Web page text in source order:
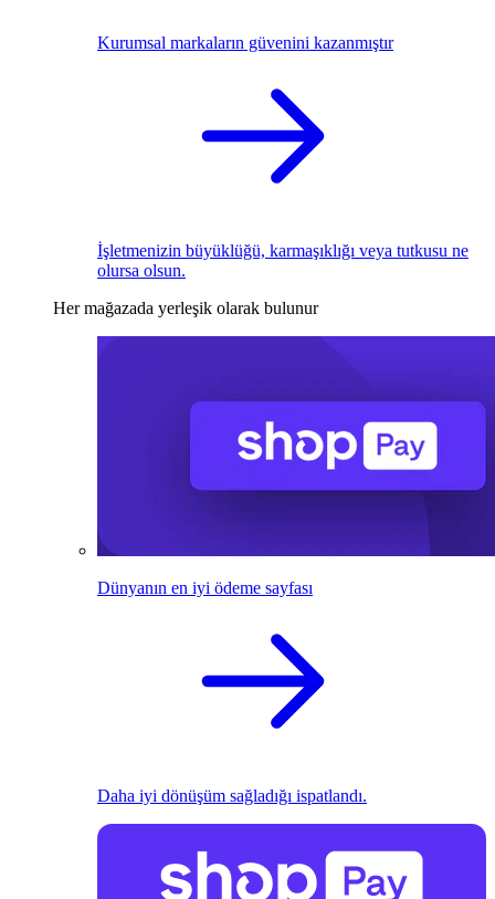
Kurumsal markaların güvenini kazanmıştır
İşletmenizin büyüklüğü, karmaşıklığı veya tutkusu ne
olursa olsun.
Her mağazada yerleşik olarak bulunur
Dünyanın en iyi ödeme sayfası
Daha iyi dönüşüm sağladığı ispatlandı.